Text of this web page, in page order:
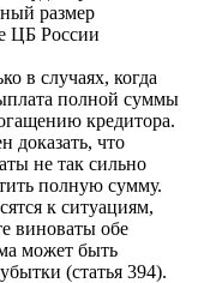
размер
ЦБ России
в случаях, когда
полной суммы
кредитора.
что
не так сильно
полную сумму.
к ситуациям,
виноваты обе
может быть
(статья 394).